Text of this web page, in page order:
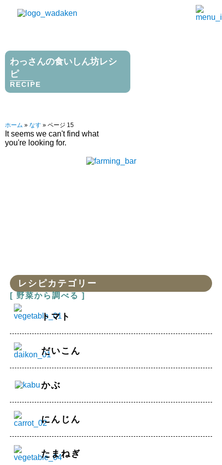
わっさんの食いしん坊レシ
ピ
RECIPE
ホーム » なす » ページ 15
It seems we can't find what
you're looking for.
レシピカテゴリー
[ 野菜から調べる ]
トマト
だいこん
かぶ
にんじん
たまねぎ